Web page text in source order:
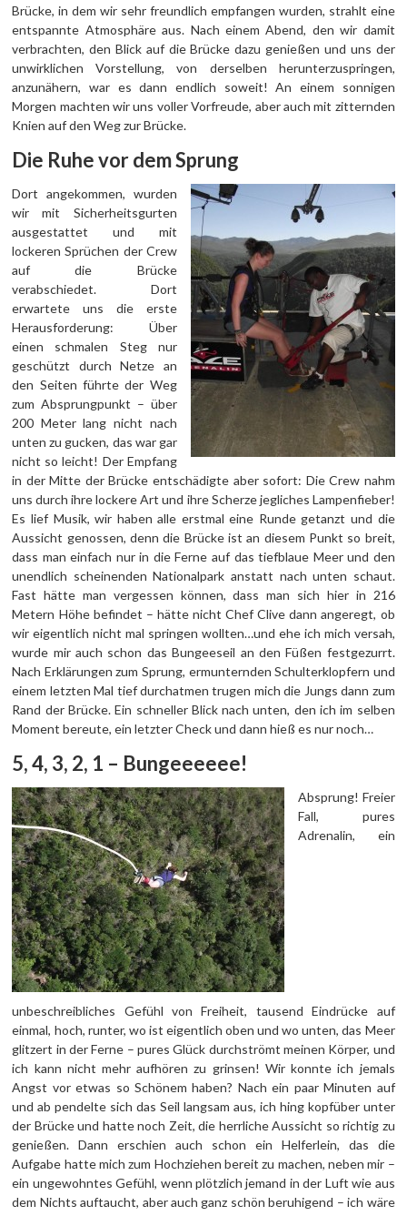
Brücke, in dem wir sehr freundlich empfangen wurden, strahlt eine
entspannte Atmosphäre aus. Nach einem Abend, den wir damit
verbrachten, den Blick auf die Brücke dazu genießen und uns der
unwirklichen Vorstellung, von derselben herunterzuspringen,
anzunähern, war es dann endlich soweit! An einem sonnigen
Morgen machten wir uns voller Vorfreude, aber auch mit zitternden
Knien auf den Weg zur Brücke.
Die Ruhe vor dem Sprung
Dort angekommen, wurden
wir mit Sicherheitsgurten
ausgestattet und mit
lockeren Sprüchen der Crew
auf die Brücke
verabschiedet. Dort
erwartete uns die erste
Herausforderung: Über
einen schmalen Steg nur
geschützt durch Netze an
den Seiten führte der Weg
zum Absprungpunkt – über
200 Meter lang nicht nach
unten zu gucken, das war gar
nicht so leicht! Der Empfang
in der Mitte der Brücke entschädigte aber sofort: Die Crew nahm
uns durch ihre lockere Art und ihre Scherze jegliches Lampenfieber!
Es lief Musik, wir haben alle erstmal eine Runde getanzt und die
Aussicht genossen, denn die Brücke ist an diesem Punkt so breit,
dass man einfach nur in die Ferne auf das tiefblaue Meer und den
unendlich scheinenden Nationalpark anstatt nach unten schaut.
Fast hätte man vergessen können, dass man sich hier in 216
Metern Höhe befindet – hätte nicht Chef Clive dann angeregt, ob
wir eigentlich nicht mal springen wollten…und ehe ich mich versah,
wurde mir auch schon das Bungeeseil an den Füßen festgezurrt.
Nach Erklärungen zum Sprung, ermunternden Schulterklopfern und
einem letzten Mal tief durchatmen trugen mich die Jungs dann zum
Rand der Brücke. Ein schneller Blick nach unten, den ich im selben
Moment bereute, ein letzter Check und dann hieß es nur noch…
5, 4, 3, 2, 1 – Bungeeeeee!
Absprung! Freier
Fall, pures
Adrenalin, ein
unbeschreibliches Gefühl von Freiheit, tausend Eindrücke auf
einmal, hoch, runter, wo ist eigentlich oben und wo unten, das Meer
glitzert in der Ferne – pures Glück durchströmt meinen Körper, und
ich kann nicht mehr aufhören zu grinsen! Wir konnte ich jemals
Angst vor etwas so Schönem haben? Nach ein paar Minuten auf
und ab pendelte sich das Seil langsam aus, ich hing kopfüber unter
der Brücke und hatte noch Zeit, die herrliche Aussicht so richtig zu
genießen. Dann erschien auch schon ein Helferlein, das die
Aufgabe hatte mich zum Hochziehen bereit zu machen, neben mir –
ein ungewohntes Gefühl, wenn plötzlich jemand in der Luft wie aus
dem Nichts auftaucht, aber auch ganz schön beruhigend – ich wäre